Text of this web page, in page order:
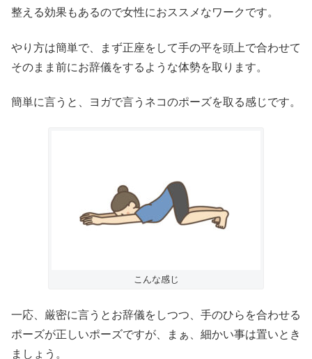
整える効果もあるので女性におススメなワークです。
やり方は簡単で、まず正座をして手の平を頭上で合わせて
そのまま前にお辞儀をするような体勢を取ります。
簡単に言うと、ヨガで言うネコのポーズを取る感じです。
こんな感じ
一応、厳密に言うとお辞儀をしつつ、手のひらを合わせる
ポーズが正しいポーズですが、まぁ、細かい事は置いとき
ましょう。